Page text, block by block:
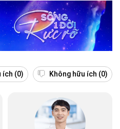
ích (0) Không hữu ích (0)